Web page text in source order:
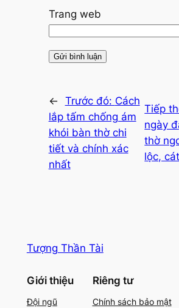
Trang web
← Trước đó: Cách
lắp tấm chống ám
khói bàn thờ chi
tiết và chính xác
nhất
Tiếp
ngày
thờ
lộc,
Tượng Thần Tài
Giới thiệu
Đội ngũ
Riêng tư
Chính sách bảo mật